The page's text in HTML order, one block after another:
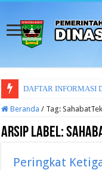
DAFTAR INFORMASI
Beranda / Tag:
Arsip Label:
Peringkat